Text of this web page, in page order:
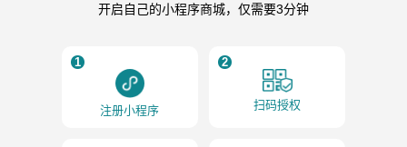
开启自己的小程序商城，仅需要3分钟
1
注册小程序
2
扫码授权